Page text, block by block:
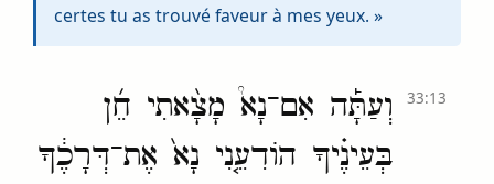
certes tu as trouvé faveur à mes yeux. »
וְעַתָּ֡ה אִם־נָא֩ מָצָ֨אתִי חֵ֜ן
בְּעֵינֶ֗יךָ הוֹדִעֵ֤נִי נָא֙ אֶת־דְּרָכֶ֔ךָ
33:13